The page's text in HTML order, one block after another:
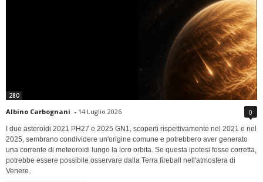
280
Albino Carbognani - 14 Luglio 2026 0
I due asteroidi 2021 PH27 e 2025 GN1, scoperti rispettivamente nel 2021 e nel
2025, sembrano condividere un'origine comune e potrebbero aver generato
una corrente di meteoroidi lungo la loro orbita. Se questa ipotesi fosse corretta,
potrebbe essere possibile osservare dalla Terra fireball nell'atmosfera di
Venere.